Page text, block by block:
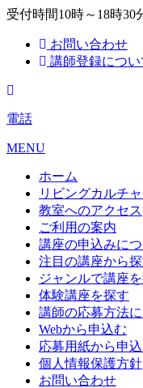
受付時間10時～18時30
お問い合わせ
講師登録につい
電話
MENU
ホーム
リビングカルチ
教室へのアクセス
ご利用の案内
講座の申込みに
注目の講座から
ジャンルで講座
体験講座を探す
講師の応募方法
Webから申込む
応募用紙から申
個人情報保護方針
お問い合わせ